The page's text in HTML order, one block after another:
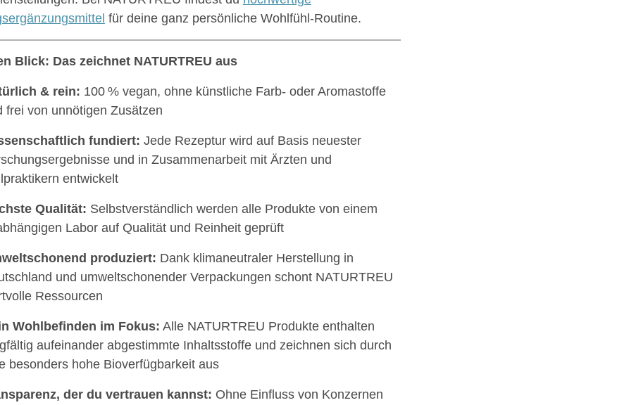
für deine ganz persönliche Wohlfühl-Routine.
Blick: Das zeichnet NATURTREU aus
& rein: 100 % vegan, ohne künstliche Farb- oder Aromastoffe
frei von unnötigen Zusätzen
fundiert: Jede Rezeptur wird auf Basis neuester
und in Zusammenarbeit mit Ärzten und
entwickelt
Qualität: Selbstverständlich werden alle Produkte von einem
Labor auf Qualität und Reinheit geprüft
produziert: Dank klimaneutraler Herstellung in
und umweltschonender Verpackungen schont NATURTREU
Ressourcen
Wohlbefinden im Fokus: Alle NATURTREU Produkte enthalten
aufeinander abgestimmte Inhaltsstoffe und zeichnen sich durch
besonders hohe Bioverfügbarkeit aus
der du vertrauen kannst: Ohne Einfluss von Konzernen